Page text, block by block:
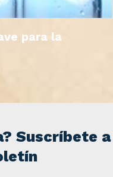
para la
Suscríbete a